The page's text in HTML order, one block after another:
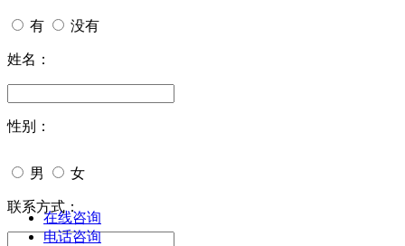
有 没有
姓名：
性别：
男 女
今天日期：
联系方式：
在线咨询
电话咨询